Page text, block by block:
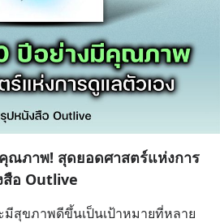
ณภาพ! สุดยอดศาสตร์แห่งการ
สือ Outlive
สุขภาพดีขึ้นเป็นเป้าหมายที่หลาย